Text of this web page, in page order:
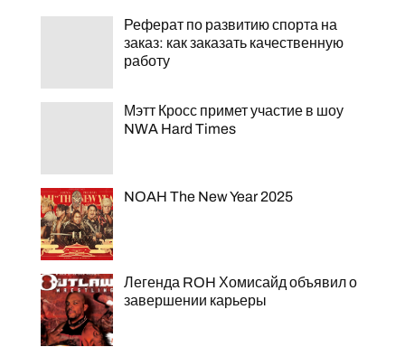
Реферат по развитию спорта на
заказ: как заказать качественную
работу
Мэтт Кросс примет участие в шоу
NWA Hard Times
NOAH The New Year 2025
Легенда ROH Хомисайд объявил о
завершении карьеры